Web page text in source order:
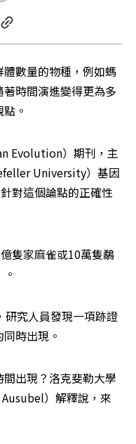
數量的物種，例如螞
時間演進變得更為多
。
Evolution）期刊，主
University）基因
對這個論點的正確性
隻家麻雀或10萬隻鷸
研究人員發現一項跡證
時出現。
出現？洛克斐勒大學
）解釋說，來